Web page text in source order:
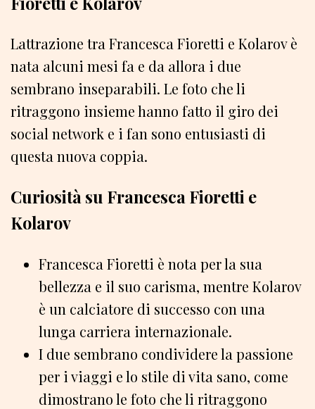
Lattrazione tra Francesca Fioretti e Kolarov è
nata alcuni mesi fa e da allora i due
sembrano inseparabili. Le foto che li
ritraggono insieme hanno fatto il giro dei
social network e i fan sono entusiasti di
questa nuova coppia.
Curiosità su Francesca Fioretti e
Kolarov
Francesca Fioretti è nota per la sua
bellezza e il suo carisma, mentre Kolarov
è un calciatore di successo con una
lunga carriera internazionale.
I due sembrano condividere la passione
per i viaggi e lo stile di vita sano, come
dimostrano le foto che li ritraggono